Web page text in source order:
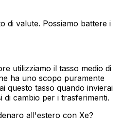
di valute. Possiamo battere i
utilizziamo il tasso medio di
ha uno scopo puramente
questo tasso quando invierai
di cambio per i trasferimenti.
all'estero con Xe?